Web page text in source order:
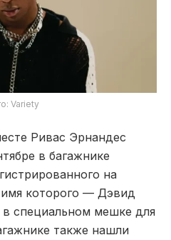
Variety
Ривас Эрнандес
в багажнике
на
которого — Дэвид
специальном мешке для
также нашли